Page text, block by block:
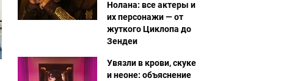
Нолана: все актеры и
их персонажи — от
жуткого Циклопа до
Зендеи
Увязли в крови, скуке
и неоне: объяснение